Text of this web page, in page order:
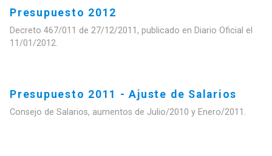
Presupuesto 2012
Decreto 467/011 de 27/12/2011, publicado en Diario Oficial el
11/01/2012.
Presupuesto 2011 - Ajuste de Salarios
Consejo de Salarios, aumentos de Julio/2010 y Enero/2011.